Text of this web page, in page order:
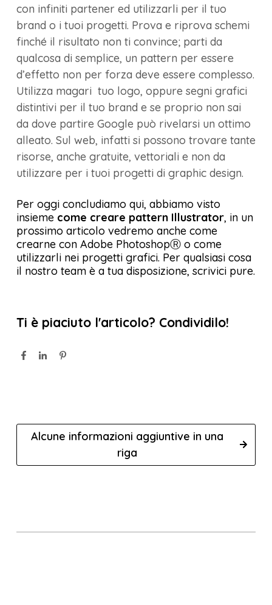
con infiniti partener ed utilizzarli per il tuo
brand o i tuoi progetti. Prova e riprova schemi
finché il risultato non ti convince; parti da
qualcosa di semplice, un pattern per essere
d’effetto non per forza deve essere complesso.
Utilizza magari tuo logo, oppure segni grafici
distintivi per il tuo brand e se proprio non sai
da dove partire Google può rivelarsi un ottimo
alleato. Sul web, infatti si possono trovare tante
risorse, anche gratuite, vettoriali e non da
utilizzare per i tuoi progetti di graphic design.
Per oggi concludiamo qui, abbiamo visto
insieme come creare pattern Illustrator, in un
prossimo articolo vedremo anche come
crearne con Adobe PhotoshopⓇ o come
utilizzarli nei progetti grafici. Per qualsiasi cosa
il nostro team è a tua disposizione, scrivici pure.
Ti è piaciuto l'articolo? Condividilo!
Alcune informazioni aggiuntive in una
riga